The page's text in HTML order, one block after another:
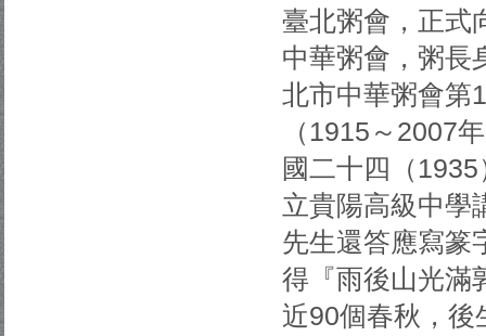
臺北粥會，正式
中華粥會，粥長
北市中華粥會第
（1915～2007
國二十四（
立貴陽高級中
先生還答應寫篆
得『雨後山光滿
近90個春秋，後